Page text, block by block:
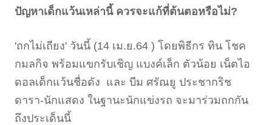
ปัญหาเด็กแว้นเหล่านี้ ควรจะแก้ที่ต้นตอหรือไม่?
'ถกไม่เถียง' วันนี้ (14 เม.ย.64 ) โดยพิธีกร ทิน โชค
กมลกิจ พร้อมแขกรับเชิญ แบงค์เล็ก ตัวน้อย เน็ตไอ
ดอลเด็กแว้นชื่อดัง และ บีม ศรัณยู ประชากริช
ดารา-นักแสดง ในฐานะนักแข่งรถ จะมาร่วมถกกัน
ถึงประเด็นนี้